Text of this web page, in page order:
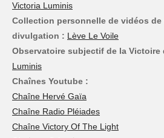
Victoria Luminis
Collection personnelle de vidéos
divulgation : Lève Le Voile
Observatoire subjectif de la Victoire
Luminis
Chaînes Youtube :
Chaîne Hervé Gaïa
Chaîne Radio Pléiades
Chaîne Victory Of The Light